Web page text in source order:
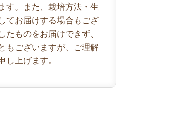
す。また、栽培方法・生
てお届けする場合もござ
たものをお届けできず、
もございますが、ご理解
し上げます。